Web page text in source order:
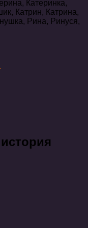
Катеринка,
Катрин, Катрина,
Рина, Ринуся,